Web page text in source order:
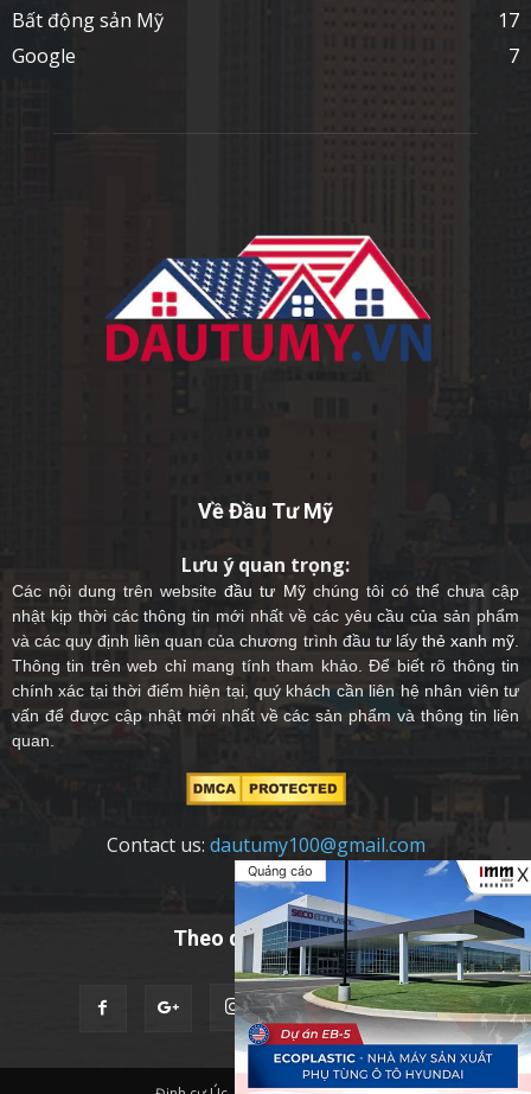
Quảng cáo X
Bất động sản Mỹ
17
Google
7
Về Đầu Tư Mỹ
Lưu ý quan trọng:
Các nội dung trên websiteđầu tư Mỹchúng tôi có thể chưa cập
nhật kịp thời các thông tin mới nhất về các yêu cầu của sản phẩm
và các quy định liên quan của chương trình đầu tư lấy thẻ xanh mỹ
Thông tin trên web chỉ mang tính tham khảo. Để biết rõ thông tin
chính xác tại thời điểm hiện tại, quý khách cần liên hệ nhân viên tư
vấn để được cập nhật mới nhất về các sản phẩm và thông tin liên
quan.
Contact us: dautumy100@gmail.com
Theo dõi chúng tôi